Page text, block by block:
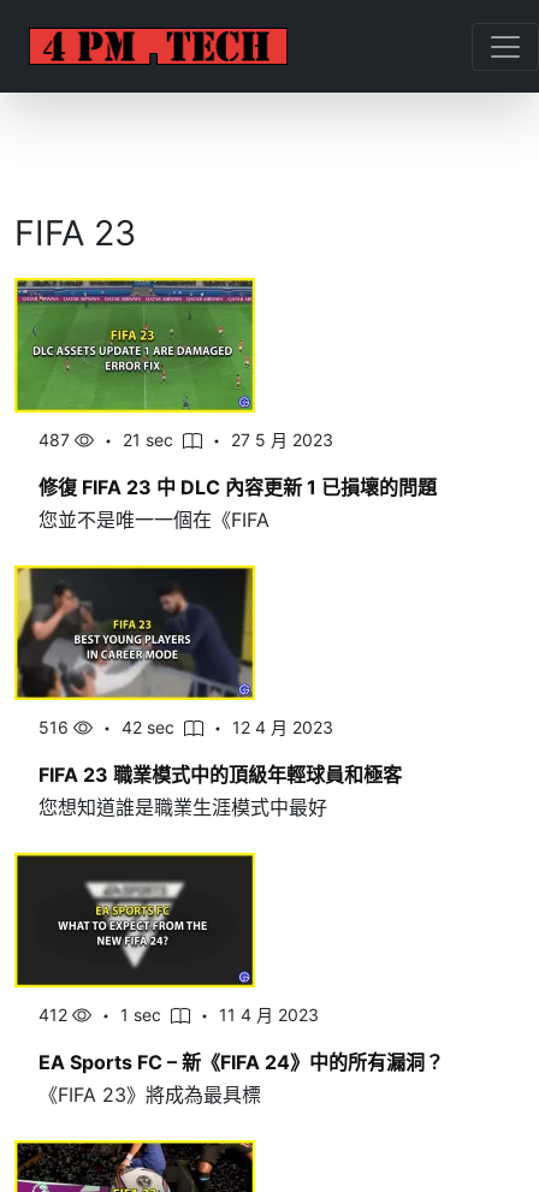
FIFA 23
487 21 sec 27 5 月 2023
修復 FIFA 23 中 DLC 內容更新 1 已損壞的問題
您並不是唯一一個在《FIFA
516 42 sec 12 4 月 2023
FIFA 23 職業模式中的頂級年輕球員和極客
您想知道誰是職業生涯模式中最好
412 1 sec 11 4 月 2023
EA Sports FC – 新《FIFA 24》中的所有漏洞？
《FIFA 23》將成為最具標